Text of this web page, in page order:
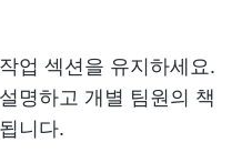
업 섹션을 유지하세요.
명하고 개별 팀원의 책
니다.